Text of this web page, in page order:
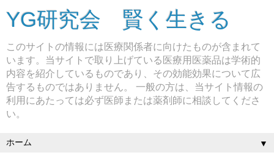
YG研究会 賢く生きる
このサイトの情報には医療関係者に向けたものが含まれて
います。当サイトで取り上げている医療用医薬品は学術的
内容を紹介しているものであり、その効能効果について広
告するものではありません。 一般の方は、当サイト情報の
利用にあたっては必ず医師または薬剤師に相談してくださ
い。
▼